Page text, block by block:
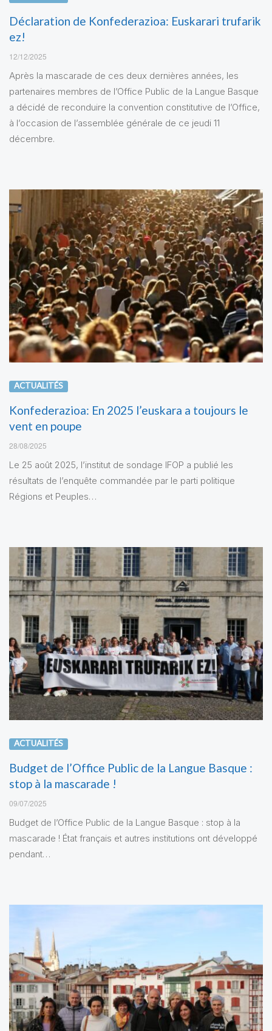
Déclaration de Konfederazioa: Euskarari trufarik
ez!
12/12/2025
Après la mascarade de ces deux dernières années, les
partenaires membres de l’Office Public de la Langue Basque
a décidé de reconduire la convention constitutive de l’Office,
à l’occasion de l’assemblée générale de ce jeudi 11
décembre.
ACTUALITÉS
Konfederazioa: En 2025 l’euskara a toujours le
vent en poupe
28/08/2025
Le 25 août 2025, l’institut de sondage IFOP a publié les
résultats de l’enquête commandée par le parti politique
Régions et Peuples…
ACTUALITÉS
Budget de l’Office Public de la Langue Basque :
stop à la mascarade !
09/07/2025
Budget de l’Office Public de la Langue Basque : stop à la
mascarade ! État français et autres institutions ont développé
pendant…